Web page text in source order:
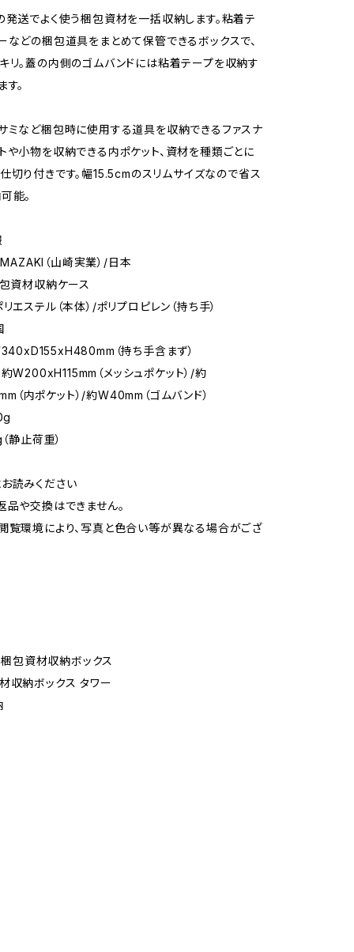
発送でよく使う梱包資材を一括収納します。粘着テ
などの梱包道具をまとめて保管できるボックスで、
リ。蓋の内側のゴムバンドには粘着テープを収納す
。
ミなど梱包時に使用する道具を収納できるファスナ
や小物を収納できる内ポケット、資材を種類ごとに
切り付きです。幅15.5cmのスリムサイズなので省ス
能。
（山崎実業）/日本
包資材収納ケース
エステル（本体）/ポリプロピレン（持ち手）
（持ち手含まず）
約W200xH115mm（メッシュポケット）/約
（内ポケット）/約W40mm（ゴムバンド）
静止荷重）
読みください
品や交換はできません。
覧環境により、写真と色合い等が異なる場合がござ
包資材収納ボックス
収納ボックス タワー